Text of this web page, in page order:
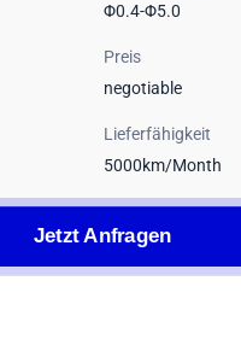
Φ0.4-Φ5.0
Preis
negotiable
Lieferfähigkeit
5000km/Month
Jetzt Anfragen